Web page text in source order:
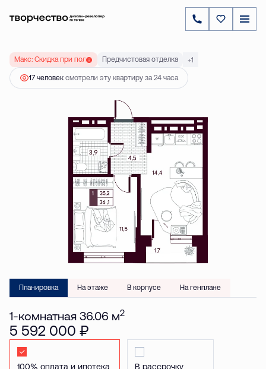
1-комнатная36.06 м
5 592 000 ₽
Макс: Скидка при полной оплате до 20 %
Предчистовая отделка +1
17 человек смотрели эту квартиру за 24 часа
Планировка На этаже В корпусе На генплане
1-комнатная 36.06 м2
5 592 000 ₽
Стандартная Стандартная